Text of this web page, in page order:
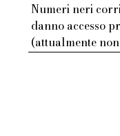
Numeri neri
danno accesso
(attualmente